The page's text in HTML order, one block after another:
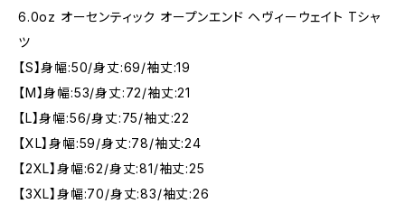
6.0oz オーセンティック オープンエンド ヘヴィーウェイト Tシャ
ツ
【S】身幅:50/身丈:69/袖丈:19
【M】身幅:53/身丈:72/袖丈:21
【L】身幅:56/身丈:75/袖丈:22
【XL】身幅:59/身丈:78/袖丈:24
【2XL】身幅:62/身丈:81/袖丈:25
【3XL】身幅:70/身丈:83/袖丈:26